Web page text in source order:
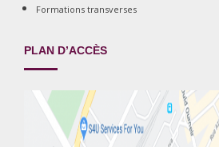
Formations transverses
PLAN D’ACCÈS